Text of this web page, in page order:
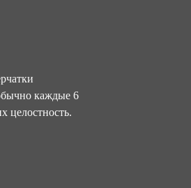
каждые 6
целостность.